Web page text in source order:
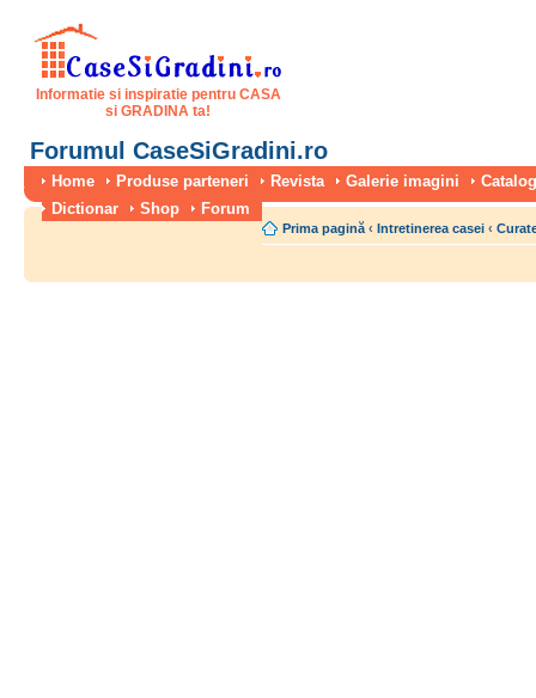
Informatie si inspiratie pentru CASA
si GRADINA ta!
Forumul CaseSiGradini.ro
Home Produse parteneri Revista Galerie imagini
Dictionar
Shop Forum
Prima pagină ‹ Intretinerea casei ‹